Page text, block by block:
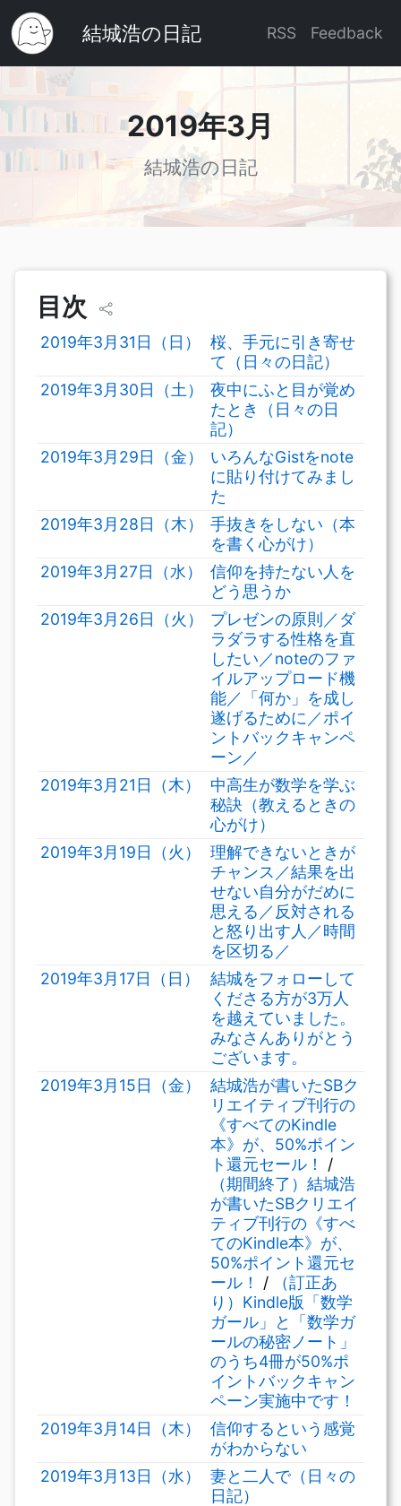
結城浩の日記 RSS Feedback
2019年3月
結城浩の日記
目次
2019年3月31日（日）
桜、手元に引き寄せ
て（日々の日記）
2019年3月30日（土）
夜中にふと目が覚め
たとき（日々の日
記）
2019年3月29日（金）
いろんなGistをnote
に貼り付けてみまし
た
2019年3月28日（木）
手抜きをしない（本
を書く心がけ）
2019年3月27日（水）
信仰を持たない人を
どう思うか
2019年3月26日（火）
プレゼンの原則／ダ
ラダラする性格を直
したい／noteのファ
イルアップロード機
能／「何か」を成し
遂げるために／ポイ
ントバックキャンペ
ーン／
2019年3月21日（木）
中高生が数学を学ぶ
秘訣（教えるときの
心がけ）
2019年3月19日（火）
理解できないときが
チャンス／結果を出
せない自分がだめに
思える／反対される
と怒り出す人／時間
を区切る／
2019年3月17日（日）
‪結城をフォローして
くださる方が3万人
を越えていました。
みなさんありがとう
ございます。‬
2019年3月15日（金）
結城浩が書いたSBク
リエイティブ刊行の
《すべてのKindle
本》が、50%ポイン
ト還元セール！
/
（期間終了）結城浩
が書いたSBクリエイ
ティブ刊行の《すべ
てのKindle本》が、
50%ポイント還元セ
ール！
/
（訂正あ
り）Kindle版「数学
ガール」と「数学ガ
ールの秘密ノート」
のうち4冊が50%ポ
イントバックキャン
ペーン実施中です！
2019年3月14日（木）
信仰するという感覚
がわからない
2019年3月13日（水）
妻と二人で（日々の
日記）